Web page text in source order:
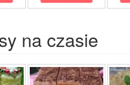
na czasie